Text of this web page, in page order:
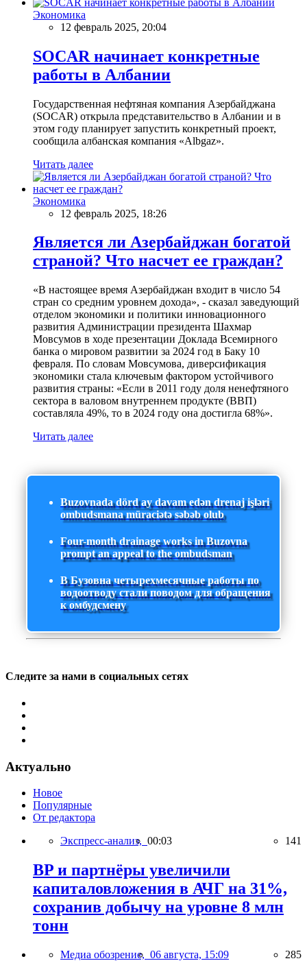
Экономика
12 февраль 2025, 20:04
SOCAR начинает конкретные
работы в Албании
Государственная нефтяная компания Азербайджана
(SOCAR) открыла представительство в Албании и в
этом году планирует запустить конкретный проект,
сообщила албанская компания «Albgaz».
Читать далее
Экономика
12 февраль 2025, 18:26
Является ли Азербайджан богатой
страной? Что насчет ее граждан?
«В настоящее время Азербайджан входит в число 54
стран со средним уровнем дохода», - сказал заведующий
отделом экономики и политики инновационного
развития Администрации президента Шахмар
Мовсумов в ходе презентации Доклада Всемирного
банка о мировом развитии за 2024 год в Баку 10
февраля. По словам Мовсумова, диверсификация
экономики стала ключевым фактором устойчивого
развития страны: «Если в 2011 году доля ненефтяного
сектора в валовом внутреннем продукте (ВВП)
составляла 49%, то в 2024 году она достигла 68%».
Читать далее
Buzovnada dörd ay davam edən drenaj işləri
ombudsmana müraciətə səbəb olub
Four-month drainage works in Buzovna
prompt an appeal to the ombudsman
В Бузовна четырехмесячные работы по
водоотводу стали поводом для обращения
к омбудсмену
Следите за нами в социальных сетях
Актуально
Новое
Популярные
От редактора
Экспресс-анализ, 00:03 141
BP и партнёры увеличили
капиталовложения в АЧГ на 31%,
сохранив добычу на уровне 8 млн
тонн
Медиа обозрение, 06 августа, 15:09 285